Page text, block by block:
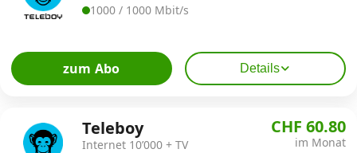
1000 / 1000 Mbit/s
zum Abo Details
Teleboy
Internet 10’000 + TV
CHF 60.80
im Monat